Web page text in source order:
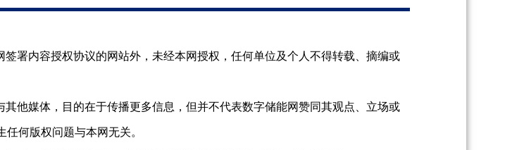
署内容授权协议的网站外，未经本网授权，任何单位及个人不得转载、摘编或
他媒体，目的在于传播更多信息，但并不代表数字储能网赞同其观点、立场或
何版权问题与本网无关。